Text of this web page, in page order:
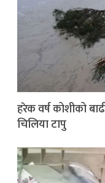
हरेक वर्ष कोशीको
चिलिया टापु